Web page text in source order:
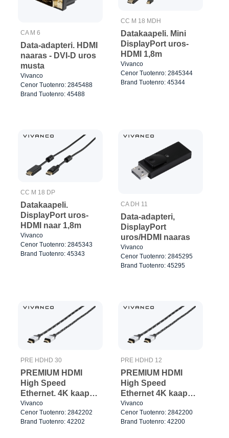
CA M 6
Data-adapteri. HDMI
naaras - DVI-D uros
musta
Vivanco
Cenor Tuotenro: 2845488
Brand Tuotenro: 45488
CC M 18 MDH
Datakaapeli. Mini
DisplayPort uros-
HDMI 1,8m
Vivanco
Cenor Tuotenro: 2845344
Brand Tuotenro: 45344
CC M 18 DP
Datakaapeli.
DisplayPort uros-
HDMI naar 1,8m
Vivanco
Cenor Tuotenro: 2845343
Brand Tuotenro: 45343
CA DH 11
Data-adapteri,
DisplayPort
uros/HDMI naaras
Vivanco
Cenor Tuotenro: 2845295
Brand Tuotenro: 45295
PRE HDHD 30
PREMIUM HDMI
High Speed
Ethernet. 4K kaapeli
3m
Vivanco
Cenor Tuotenro: 2842202
Brand Tuotenro: 42202
PRE HDHD 12
PREMIUM HDMI
High Speed
Ethernet 4K kaapeli
1.2m
Vivanco
Cenor Tuotenro: 2842200
Brand Tuotenro: 42200